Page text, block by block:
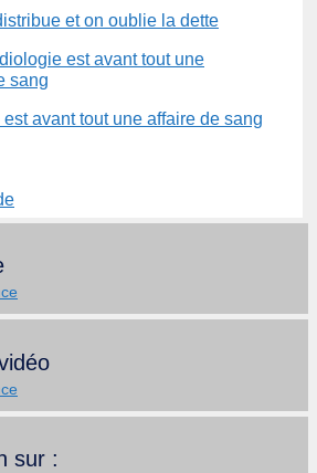
et on oublie la dette
avant tout une affaire de sang
sur :